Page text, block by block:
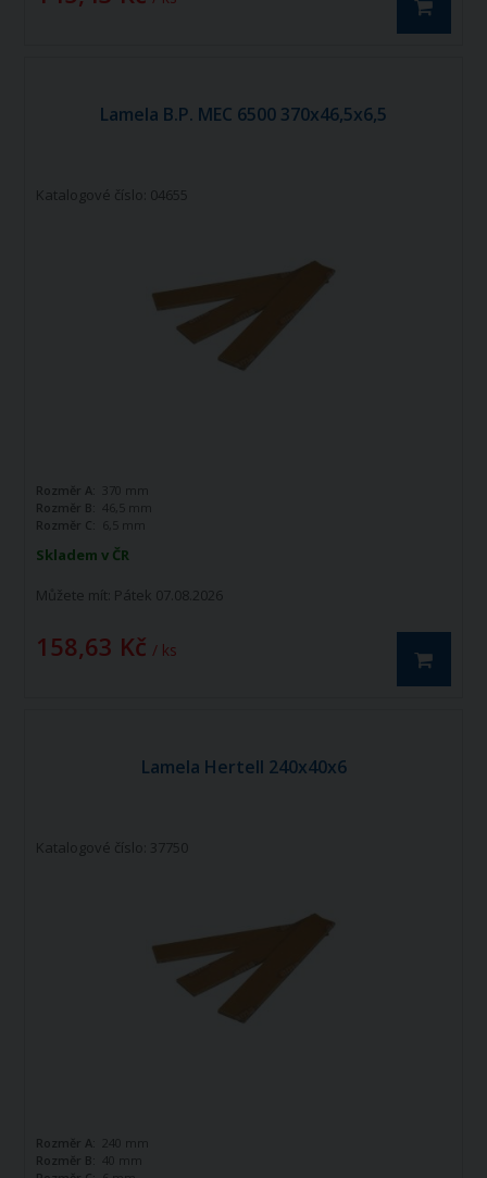
Lamela B.P. MEC 6500 370x46,5x6,5
Katalogové číslo: 04655
Skladem v ČR
Můžete mít: Pátek 07.08.2026
158,63 Kč / ks
Rozměr A:
370 mm
Rozměr B:
46,5 mm
Rozměr C: 6,5 mm
Lamela Hertell 240x40x6
Katalogové číslo: 37750
Rozměr A:
240 mm
Rozměr B:
40 mm